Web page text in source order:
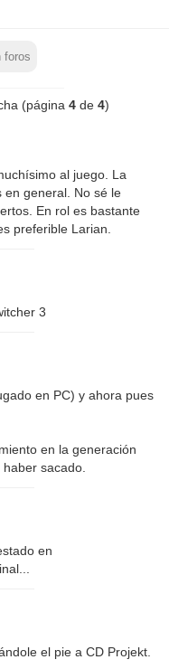
foros
(página 4de 4)
al juego. La
en general. No sé le
En rol es bastante
preferible Larian.
3
en PC) y ahora pues
en la generación
sacado.
en
el pie a CD Projekt.